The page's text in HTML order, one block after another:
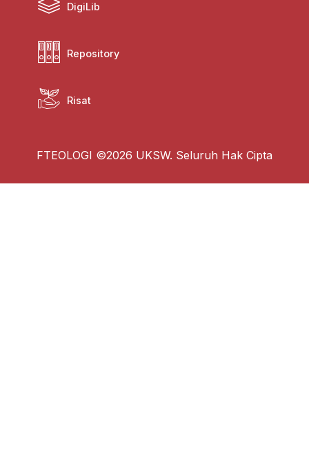
DigiLib
Repository
Risat
FTEOLOGI ©2026 UKSW. Seluruh Hak Cipta